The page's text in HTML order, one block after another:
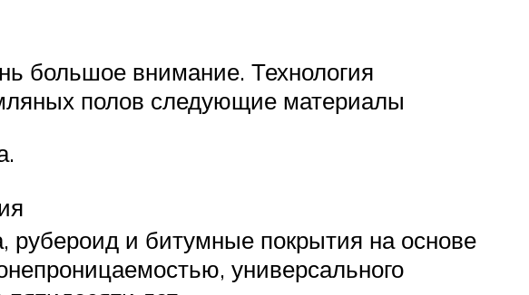
большое внимание. Технология
полов следующие материалы
рубероид и битумные покрытия на основе
универсального